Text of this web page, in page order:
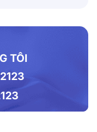
TÔI